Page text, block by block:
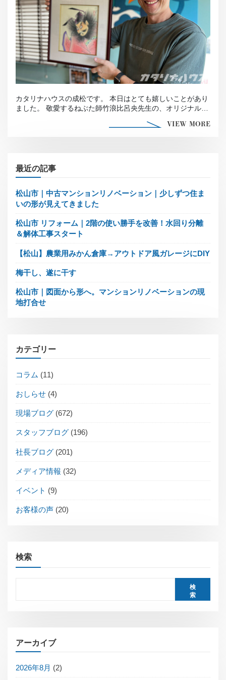
カタリナハウスの成松です。 本日はとても嬉しいことがあり
ました。 敬愛するねぶた師竹浪比呂央先生の、オリジナル原
VIEW MORE
最近の記事
松山市｜中古マンションリノベーション｜少しずつ住ま
いの形が見えてきました
松山市 リフォーム｜2階の使い勝手を改善！水回り分離
＆解体工事スタート
【松山】農業用みかん倉庫→アウトドア風ガレージにDIY
梅干し、遂に干す
松山市｜図面から形へ。マンションリノベーションの現
地打合せ
カテゴリー
コラム (11)
おしらせ (4)
現場ブログ (672)
スタッフブログ (196)
社長ブログ (201)
メディア情報 (32)
イベント (9)
お客様の声 (20)
検索
検
索
アーカイブ
2026年8月 (2)